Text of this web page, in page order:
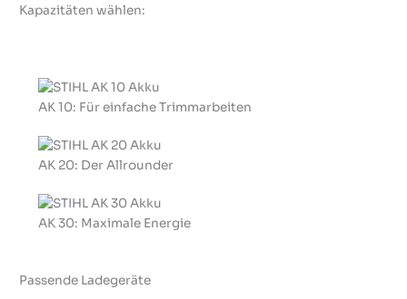
Kapazitäten wählen:
AK 10: Für einfache Trimmarbeiten
AK 20: Der Allrounder
AK 30: Maximale Energie
Passende Ladegeräte